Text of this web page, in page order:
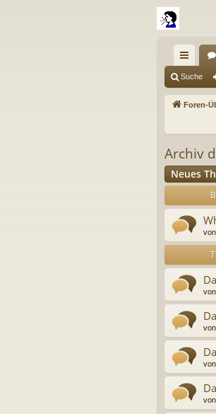
ch
ne
riff
Suche
Foren-
Archiv
Neues
von
von
von
von
von